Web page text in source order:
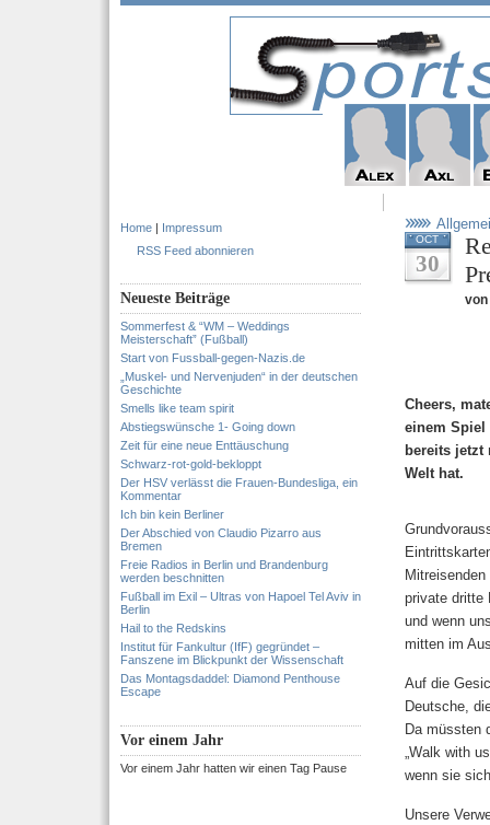
Home | Impressum
RSS Feed abonnieren
Neueste Beiträge
Sommerfest & “WM – Weddings
Meisterschaft” (Fußball)
Start von Fussball-gegen-Nazis.de
„Muskel- und Nervenjuden“ in der deutschen
Geschichte
Smells like team spirit
Abstiegswünsche 1- Going down
Zeit für eine neue Enttäuschung
Schwarz-rot-gold-bekloppt
Der HSV verlässt die Frauen-Bundesliga, ein
Kommentar
Ich bin kein Berliner
Der Abschied von Claudio Pizarro aus
Bremen
Freie Radios in Berlin und Brandenburg
werden beschnitten
Fußball im Exil – Ultras von Hapoel Tel Aviv in
Berlin
Hail to the Redskins
Institut für Fankultur (IfF) gegründet –
Fanszene im Blickpunkt der Wissenschaft
Das Montagsdaddel: Diamond Penthouse
Escape
Vor einem Jahr
Vor einem Jahr hatten wir einen Tag Pause
OCT
30
von
Cheers,
einem Spiel
bereits jetzt
Welt hat.
private dritte
und wenn
mitten im
Auf die
Deutsche,
Da müssten
„Walk with
wenn sie
Unsere